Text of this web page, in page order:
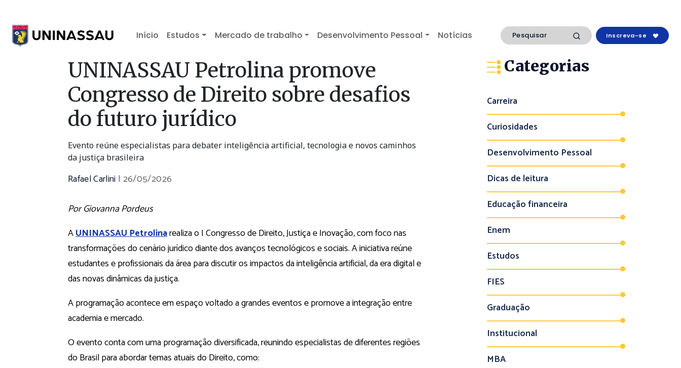
Início Estudos Mercado de trabalho Desenvolvimento Pessoal Notícias Inscreva-se
UNINASSAU Petrolina promove
Congresso de Direito sobre desafios
do futuro jurídico
Evento reúne especialistas para debater inteligência artificial, tecnologia e novos caminhos
da justiça brasileira
Rafael Carlini | 26/05/2026
Por Giovanna Pordeus
AUNINASSAU Petrolinarealiza o I Congresso de Direito, Justiça e Inovação, com foco nas
transformações do cenário jurídico diante dos avanços tecnológicos e sociais. A iniciativa reúne
estudantes e profissionais da área para discutir os impactos da inteligência artificial, da era digital e
das novas dinâmicas da justiça.
A programação acontece em espaço voltado a grandes eventos e promove a integração entre
academia e mercado.
O evento conta com uma programação diversificada, reunindo especialistas de diferentes regiões
do Brasil para abordar temas atuais do Direito, como:
Categorias
Carreira
Curiosidades
Desenvolvimento Pessoal
Dicas de leitura
Educação financeira
Enem
Estudos
FIES
Graduação
Institucional
MBA